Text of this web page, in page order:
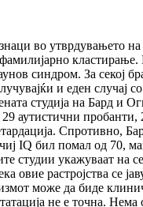
во утврдувањето
синдром. За секој
и еден
студија на Бард и
аутистични
Спротивно,
IQ бил помал од 70,
студии укажуваат на
овие растројства се
може да биде
не е точна.